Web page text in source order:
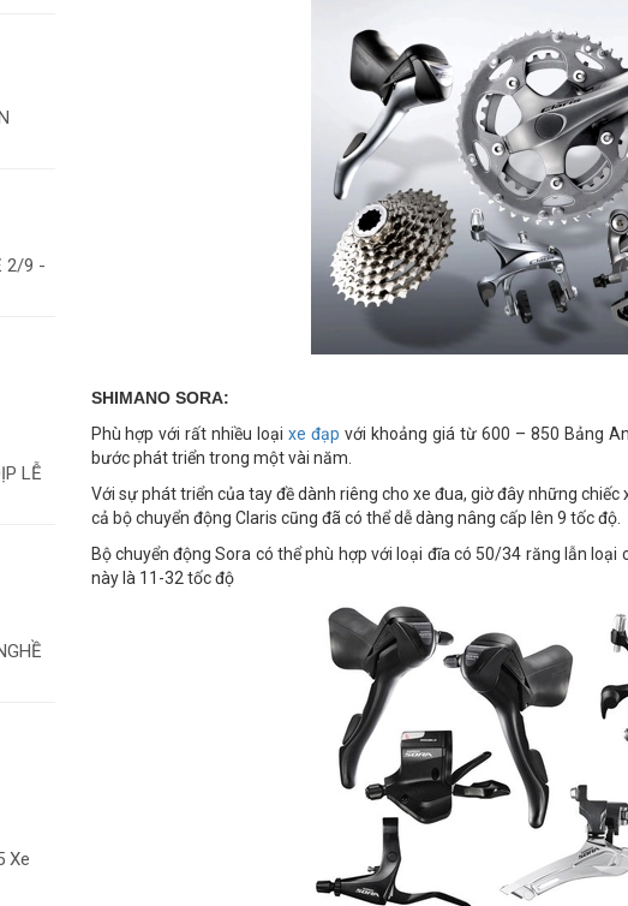
2/9 -
LỄ
Xe
SHIMANO SORA:
Phù hợp với rất nhiều loạixe đạp với khoảng giá từ 600 – 850 Bảng
bước phát triển trong một vài năm.
Với sự phát triển của tay đề dành riêng cho xe đua, giờ đây những
cả bộ chuyển động Claris cũng đã có thể dễ dàng nâng cấp lên 9 tốc độ.
Bộ chuyển động Sora có thể phù hợp với loại đĩa có 50/34 răng lẫn
này là 11-32 tốc độ